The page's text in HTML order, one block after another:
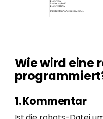
Wie wird eine
1. Kommentar